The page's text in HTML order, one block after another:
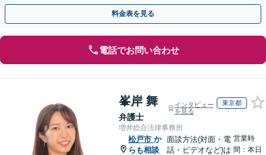
知識を活かし、事業者さまの抱える問題を解決へ導きます
料金表を見る
電話でお問い合わせ
峯岸 舞
弁護士
インタビュー
を見る
東京都
増井総合法律事務所
松戸市 か
らも相談
面談方法(対面・電
話・ビデオなど)は
営業時
間：本日